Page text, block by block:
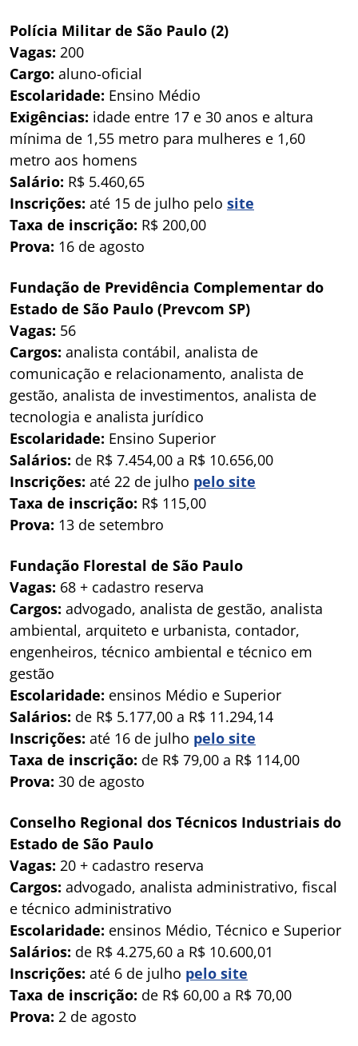
Polícia Militar de São Paulo (2)
Vagas: 200
Cargo: aluno-oficial
Escolaridade: Ensino Médio
Exigências: idade entre 17 e 30 anos e altura
mínima de 1,55 metro para mulheres e 1,60
metro aos homens
Salário: R$ 5.460,65
Inscrições: até 15 de julho pelo site
Taxa de inscrição: R$ 200,00
Prova: 16 de agosto
Fundação de Previdência Complementar do
Estado de São Paulo (Prevcom SP)
Vagas: 56
Cargos: analista contábil, analista de
comunicação e relacionamento, analista de
gestão, analista de investimentos, analista de
tecnologia e analista jurídico
Escolaridade: Ensino Superior
Salários: de R$ 7.454,00 a R$ 10.656,00
Inscrições: até 22 de julho pelo site
Taxa de inscrição: R$ 115,00
Prova: 13 de setembro
Fundação Florestal de São Paulo
Vagas: 68 + cadastro reserva
Cargos: advogado, analista de gestão, analista
ambiental, arquiteto e urbanista, contador,
engenheiros, técnico ambiental e técnico em
gestão
Escolaridade: ensinos Médio e Superior
Salários: de R$ 5.177,00 a R$ 11.294,14
Inscrições: até 16 de julho pelo site
Taxa de inscrição: de R$ 79,00 a R$ 114,00
Prova: 30 de agosto
Conselho Regional dos Técnicos Industriais do
Estado de São Paulo
Vagas: 20 + cadastro reserva
Cargos: advogado, analista administrativo, fiscal
e técnico administrativo
Escolaridade: ensinos Médio, Técnico e Superior
Salários: de R$ 4.275,60 a R$ 10.600,01
Inscrições: até 6 de julho pelo site
Taxa de inscrição: de R$ 60,00 a R$ 70,00
Prova: 2 de agosto